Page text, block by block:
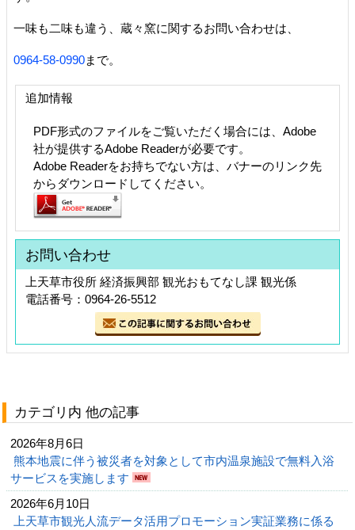
一味も二味も違う、蔵々窯に関するお問い合わせは、
0964-58-0990まで。
追加情報
PDF形式のファイルをご覧いただく場合には、Adobe
社が提供するAdobe Readerが必要です。
Adobe Readerをお持ちでない方は、バナーのリンク先
からダウンロードしてください。
お問い合わせ
上天草市役所 経済振興部 観光おもてなし課 観光係
電話番号：0964-26-5512
カテゴリ内 他の記事
2026年8月6日
熊本地震に伴う被災者を対象として市内温泉施設で無料入浴
サービスを実施します
2026年6月10日
上天草市観光人流データ活用プロモーション実証業務に係る